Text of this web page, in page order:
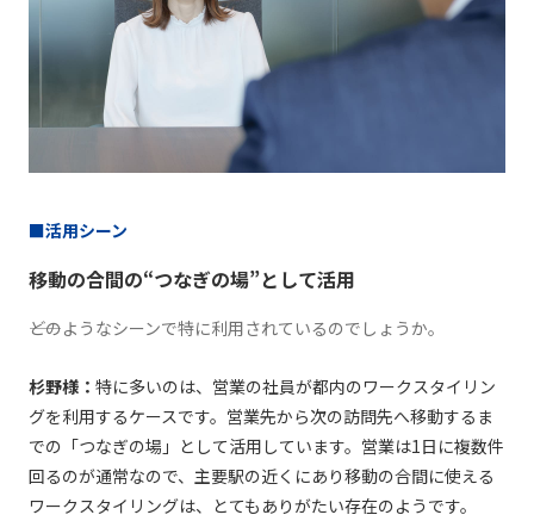
■活用シーン
移動の合間の“つなぎの場”として活用
――どのようなシーンで特に利⽤されているのでしょうか。
杉野様： 特に多いのは、営業の社員が都内のワークスタイリン
グを利⽤するケースです。営業先から次の訪問先へ移動するま
での「つなぎの場」として活⽤しています。営業は1⽇に複数件
回るのが通常なので、主要駅の近くにあり移動の合間に使える
ワークスタイリングは、とてもありがたい存在のようです。